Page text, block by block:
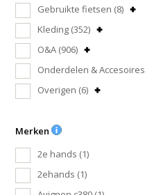
Gebruikte fietsen (8)
Kleding (352)
O&A (906)
Onderdelen & Accesoires
Overigen (6)
Merken
2e hands (1)
2ehands (1)